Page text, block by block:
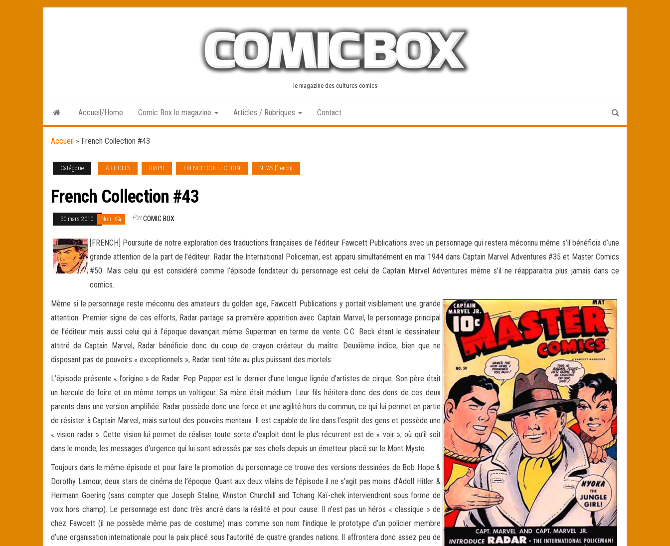
le magazine des cultures comics
Accueil/Home Comic Box le magazine Articles / Rubriques Contact
Accueil » French Collection #43
Catégorie ARTICLES DIAPO FRENCH COLLECTION NEWS [french]
French Collection #43
30 mars 2010 Non ParCOMIC BOX
[FRENCH] Poursuite de notre exploration des traductions françaises de l’éditeur Fawcett Publications avec un personnage qui restera méconnu même s’il bénéficia d’une
grande attention de la part de l’éditeur. Radar the International Policeman, est apparu simultanément en mai 1944 dans Captain Marvel Adventures #35 et Master Comics
#50. Mais celui qui est considéré comme l’épisode fondateur du personnage est celui de Captain Marvel Adventures même s’il ne réapparaitra plus jamais dans ce
comics.
Même si le personnage reste méconnu des amateurs du golden age, Fawcett Publications y portait visiblement une grande
attention. Premier signe de ces efforts, Radar partage sa première apparition avec Captain Marvel, le personnage principal
de l’éditeur mais aussi celui qui à l’époque devançait même Superman en terme de vente. C.C. Beck étant le dessinateur
attitré de Captain Marvel, Radar bénéficie donc du coup de crayon créateur du maître. Deuxième indice, bien que ne
disposant pas de pouvoirs « exceptionnels », Radar tient tête au plus puissant des mortels.
L’épisode présente « l’origine » de Radar. Pep Pepper est le dernier d’une longue lignée d’artistes de cirque. Son père était
un hercule de foire et en même temps un voltigeur. Sa mère était médium. Leur fils héritera donc des dons de ces deux
parents dans une version amplifiée. Radar possède donc une force et une agilité hors du commun, ce qui lui permet en partie
de résister à Captain Marvel, mais surtout des pouvoirs mentaux. Il est capable de lire dans l’esprit des gens et possède une
« vision radar ». Cette vision lui permet de réaliser toute sorte d’exploit dont le plus récurrent est de « voir », où qu’il soit
dans le monde, les messages d’urgence qui lui sont adressés par ses chefs depuis un émetteur placé sur le Mont Mysto.
Toujours dans le même épisode et pour faire la promotion du personnage ce trouve des versions dessinées de Bob Hope &
Dorothy Lamour, deux stars de cinéma de l’époque. Quant aux deux vilains de l’épisode il ne s’agit pas moins d’Adolf Hitler &
Hermann Goering (sans compter que Joseph Staline, Winston Churchill and Tchang Kaï-chek interviendront sous forme de
voix hors champ). Le personnage est donc très ancré dans la réalité et pour cause. Il n’est pas un héros « classique » de
chez Fawcett (il ne possède même pas de costume) mais comme son nom l’indique le prototype d’un policier membre
d’une organisation internationale pour la paix placé sous l’autorité de quatre grandes nations. Il affrontera donc assez peu de